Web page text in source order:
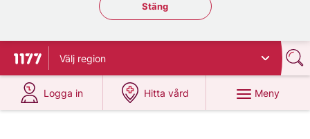
Stäng regionsväljaren
Stäng
Till startsidan för 1177
Välj region
Logga in
på 1177.se
Hitta vård
på 1177.se
Meny